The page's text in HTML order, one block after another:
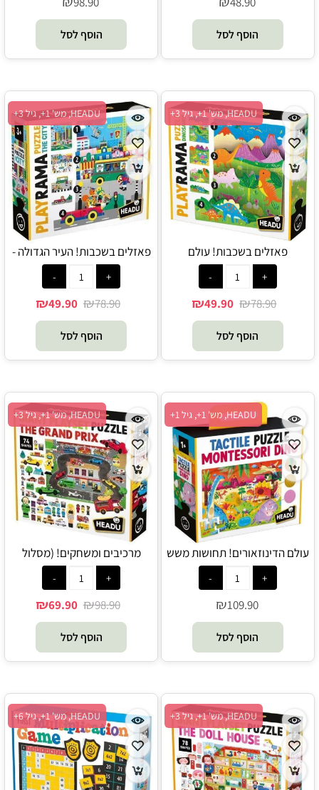
הוסף לסל הוסף לסל
HEADU, מש' 1+, גיל 3+
פאזלים בשכבות! עולם
הדינוזאורים - HEADU
₪78.90
₪49.90
הוסף לסל
HEADU, מש' 1+, גיל 3+
פאזלים בשכבות! העיר הגדולה -
HEADU
₪78.90
₪49.90
הוסף לסל
HEADU, מש' 1+, גיל 1+
עולם הדינוזאורים! תחושות משש
והרגש (מונטסורי) - HEADU
₪109.90
הוסף לסל
HEADU, מש' 1+, גיל 3+
מרכיבים ומשחקים! (מסלול
מרוצים!) - HEADU
₪98.90
₪69.90
הוסף לסל
HEADU, מש' 1+, גיל 3+ HEADU, מש' 1+, גיל 6+